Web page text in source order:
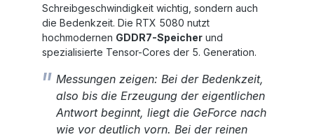
Schreibgeschwindigkeit wichtig, sondern auch
die Bedenkzeit. Die RTX 5080 nutzt
hochmodernen GDDR7-Speicher und
spezialisierte Tensor-Cores der 5. Generation.
Messungen zeigen: Bei der Bedenkzeit,
also bis die Erzeugung der eigentlichen
Antwort beginnt, liegt die GeForce nach
wie vor deutlich vorn. Bei der reinen